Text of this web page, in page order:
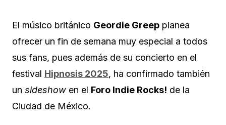
El músico británico Geordie Greep planea
ofrecer un fin de semana muy especial a todos
sus fans, pues además de su concierto en el
festival Hipnosis 2025, ha confirmado también
un sideshow en el Foro Indie Rocks! de la
Ciudad de México.